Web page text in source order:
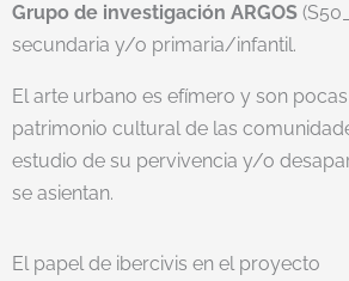
Grupo de investigación ARGOS
secundaria y/o primaria/infantil.
El arte urbano es efímero y son
patrimonio cultural de las
estudio de su pervivencia y/o
se asientan.
El papel de ibercivis en el proyecto